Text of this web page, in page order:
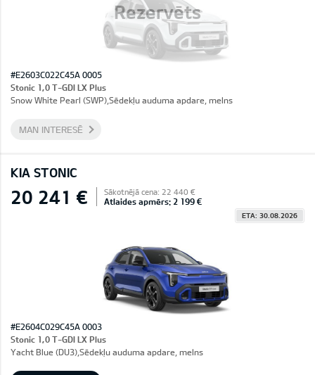
Rezervēts
#E2603C022C45A 0005
Stonic 1,0 T-GDI LX Plus
Snow White Pearl (SWP),Sēdekļu auduma apdare, melns
MAN INTERESĒ
KIA STONIC
20 241 € Sākotnējā cena: 22 440 €
Atlaides apmērs: 2 199 €
ETA: 30.08.2026
#E2604C029C45A 0003
Stonic 1,0 T-GDI LX Plus
Yacht Blue (DU3),Sēdekļu auduma apdare, melns